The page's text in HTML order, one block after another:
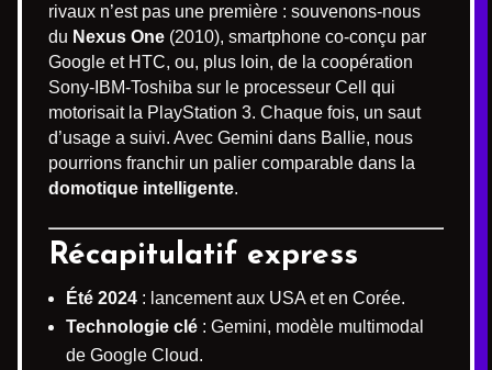
rivaux n’est pas une première : souvenons-nous
du Nexus One (2010), smartphone co-conçu par
Google et HTC, ou, plus loin, de la coopération
Sony-IBM-Toshiba sur le processeur Cell qui
motorisait la PlayStation 3. Chaque fois, un saut
d’usage a suivi. Avec Gemini dans Ballie, nous
pourrions franchir un palier comparable dans la
domotique intelligente.
Récapitulatif express
Été 2024 : lancement aux USA et en Corée.
Technologie clé : Gemini, modèle multimodal
de Google Cloud.